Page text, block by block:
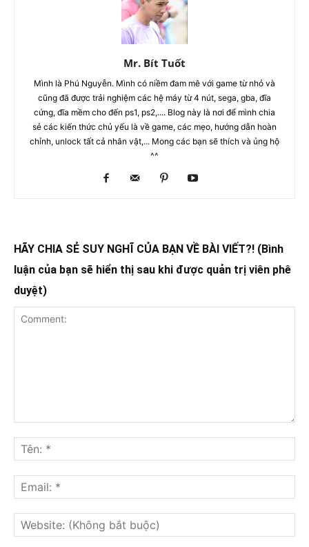
Mr. Bít Tuốt
Mình là Phú Nguyễn. Mình có niềm đam mê với game từ nhỏ và
cũng đã được trải nghiệm các hệ máy từ 4 nút, sega, gba, đĩa
cứng, đĩa mềm cho đến ps1, ps2,.... Blog này là nơi để mình chia
sẻ các kiến thức chủ yếu là về game, các mẹo, hướng dẫn hoàn
chỉnh, unlock tất cả nhân vật,... Mong các bạn sẽ thích và ủng hộ
^^
HÃY CHIA SẺ SUY NGHĨ CỦA BẠN VỀ BÀI VIẾT?! (Bình
luận của bạn sẽ hiển thị sau khi được quản trị viên phê
duyệt)